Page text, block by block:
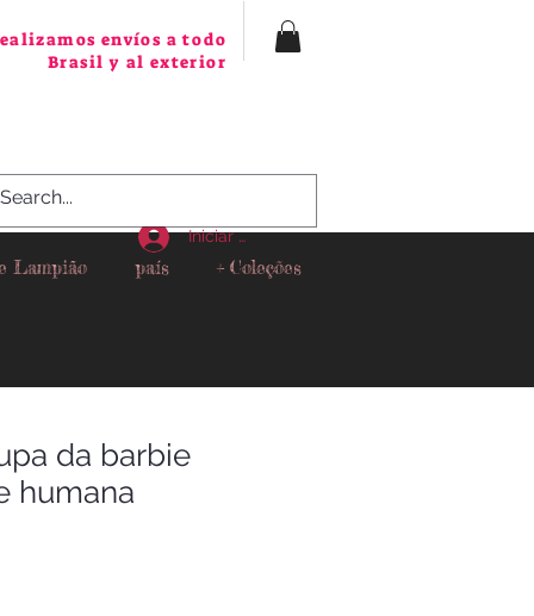
envíos a todo
Brasil y al exterior
Lampião país + Coleções
Iniciar sesión
da barbie
humana